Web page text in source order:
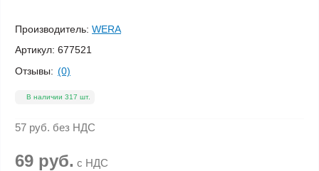
Производитель: WERA
Артикул: 677521
Отзывы: (0)
В наличии 317 шт.
57 руб. без НДС
69 руб. с НДС